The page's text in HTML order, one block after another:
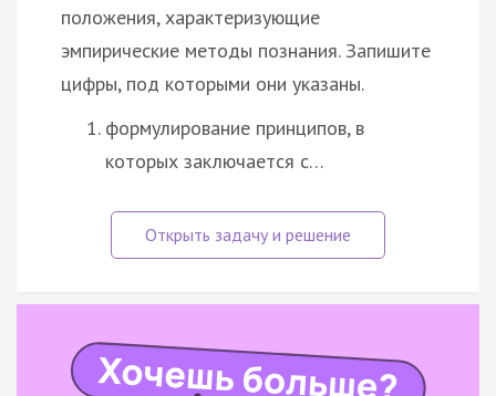
положения, характеризующие
эмпирические методы познания. Запишите
цифры, под которыми они указаны.
формулирование принципов, в
которых заключается с…